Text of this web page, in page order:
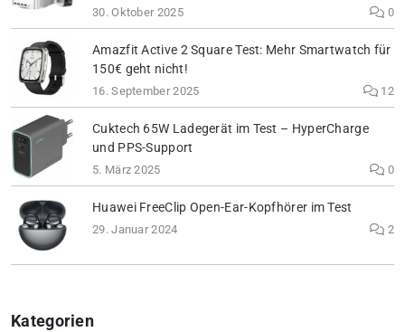
30. Oktober 2025 0
Amazfit Active 2 Square Test: Mehr Smartwatch für
150€ geht nicht!
16. September 2025 12
Cuktech 65W Ladegerät im Test – HyperCharge
und PPS-Support
5. März 2025 0
Huawei FreeClip Open-Ear-Kopfhörer im Test
29. Januar 2024 2
Kategorien